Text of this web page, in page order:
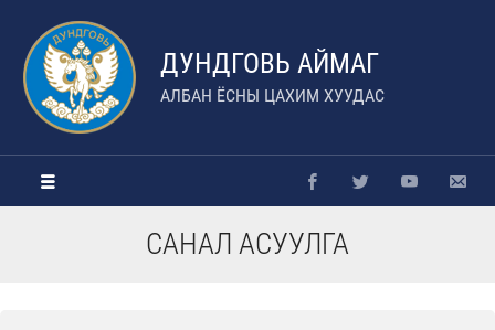
ДУНДГОВЬ АЙМАГ
АЛБАН ЁСНЫ ЦАХИМ ХУУДАС
САНАЛ АСУУЛГА